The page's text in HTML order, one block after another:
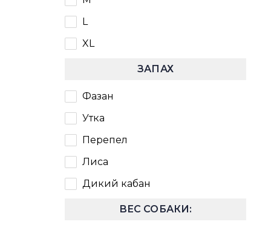
L
XL
ЗАПАХ
Фазан
Утка
Перепел
Лиса
Дикий кабан
ВЕС СОБАКИ: